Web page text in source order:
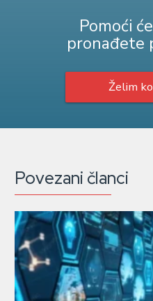
Pomoći
pronađete
Želim
Povezani članci